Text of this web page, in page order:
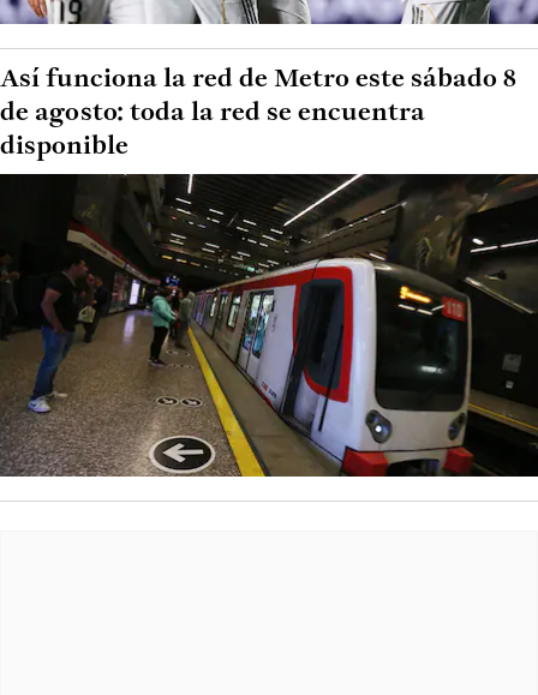
Así funciona la red de Metro este sábado 8
de agosto: toda la red se encuentra
disponible